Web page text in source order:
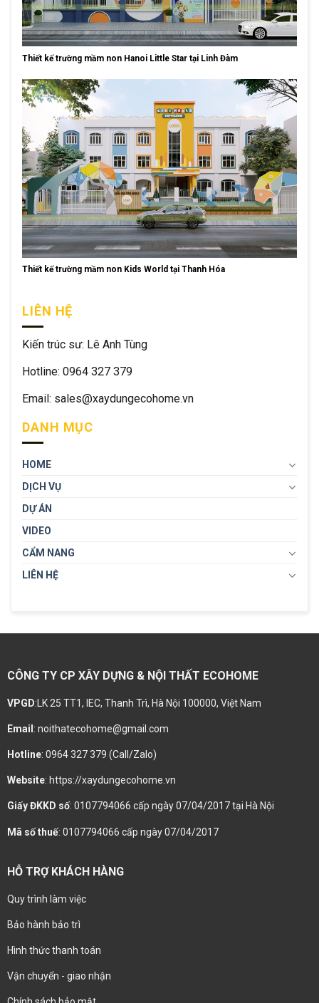
Thiết kế trường mầm non Hanoi Little Star tại Linh Đàm
Thiết kế trường mầm non Kids World tại Thanh Hóa
LIÊN HỆ
Kiến trúc sư: Lê Anh Tùng
Hotline: 0964 327 379
Email: sales@xaydungecohome.vn
DANH MỤC
HOME
DỊCH VỤ
DỰ ÁN
VIDEO
CẨM NANG
LIÊN HỆ
CÔNG TY CP XÂY DỰNG & NỘI THẤT ECOHOME
VPGD:LK 25 TT1, IEC, Thanh Trì, Hà Nội 100000, Việt Nam
Email : noithatecohome@gmail.com
Hotline: 0964 327 379 (Call/Zalo)
Website: https://xaydungecohome.vn
Giấy ĐKKD số: 0107794066 cấp ngày 07/04/2017 tại Hà Nội
Mã số thuế: 0107794066 cấp ngày 07/04/2017
HỖ TRỢ KHÁCH HÀNG
Quy trình làm việc
Bảo hành bảo trì
Hình thức thanh toán
Vận chuyển - giao nhận